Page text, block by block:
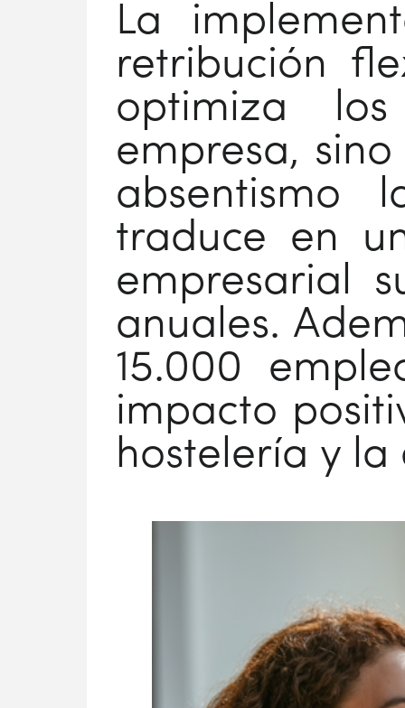
La
retribución
optimiza
empresa,
absentismo
traduce en
empresarial
anuales.
15.000
impacto
hostelería y